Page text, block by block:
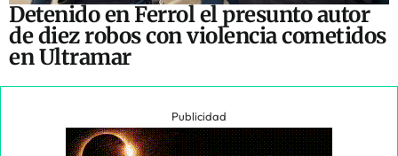
Detenido en Ferrol el presunto autor
de diez robos con violencia cometidos
en Ultramar
Publicidad